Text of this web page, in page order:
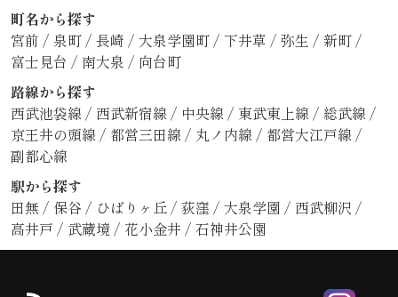
町名から探す
宮前 / 泉町 / 長崎 / 大泉学園町 / 下井草 / 弥生 / 新町 /
富士見台 / 南大泉 / 向台町
路線から探す
西武池袋線 / 西武新宿線 / 中央線 / 東武東上線 / 総武線 /
京王井の頭線 / 都営三田線 / 丸ノ内線 / 都営大江戸線 /
副都心線
駅から探す
田無 / 保谷 / ひばりヶ丘 / 荻窪 / 大泉学園 / 西武柳沢 /
高井戸 / 武蔵境 / 花小金井 / 石神井公園